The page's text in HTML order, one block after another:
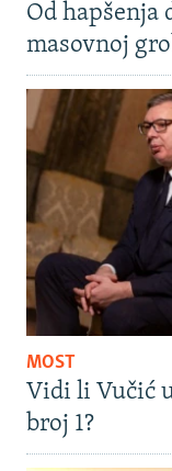
Od hapšenja
masovnoj
MOST
Vidi li Vučić
broj 1?